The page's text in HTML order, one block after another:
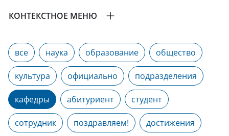
КОНТЕКСТНОЕ МЕНЮ
все наука образование общество
культура официально подразделения
кафедры абитуриент студент
сотрудник поздравляем! достижения